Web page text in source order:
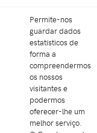
Permite-nos
guardar dados
estatísticos de
forma a
compreendermos
os nossos
visitantes e
podermos
oferecer-lhe um
melhor serviço.